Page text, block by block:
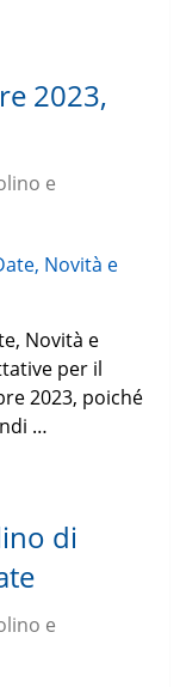
2023,
e
Novità e
per il
2023, poiché
…
di
e